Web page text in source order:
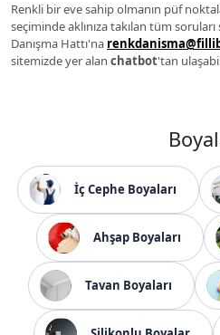
Renkli bir eve sahip olmanın püf
seçiminde aklınıza takılan tüm
Danışma Hattı'na
sitemizde yer alan chatbot'tan
İç Cephe Boyaları
Ahşap Boyaları
Tavan Boyaları